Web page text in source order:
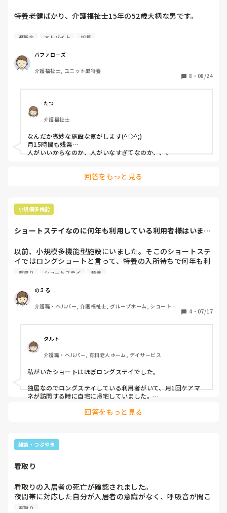
特養老健ばかり、介護福祉士15年の52歳大柄な男です。
昨日、ハローワークで、古い従来型特養の面接行ってきまし
ない精神系の人も受け入れてます。看取りもあり、忙しいで
す。職員はインドネシアとかベトナムなど国際色豊かになつ
てます。個性を大事にしていますが、みんな仲良いです。コ
ロナの時も、下の方もかけつけてくれるそうです。看護師も
辞めずに長く続けています。
残業は、コロナとか除く月15時間ほど。
給料は、賞与、退職金あり、経験加算で福利厚生は充実。
看護師から、痰吸引とかケアマネージャー、社会福祉主事ま
で、スキルアップなら施設として応援します。
見学して、どちらか固定でワンフロア30人ほど夜勤2人体
制。古くて照明が暗いです。入居者は、ほぼフロアに固まっ
ていますが、あまり活気がないようでした。スタッフ忙しく
て業務に追われてるのかな、と思いました。
体力面で続くかな～。とか不安がよぎりますが、活気のない
所でどうかな～と、判断に迷っています。
皆さんは、どう思われますか?
今日も、ハローワークで、住宅型、サ高住の面接行きます
退職金 アルバイト 加算
バファローズ
介護福祉士, ユニット型特養
8 ・ 08/24
たつ
介護福祉士
なんだか微妙な施設な気がします(^◇^;)
月15時間も残業…
人がいいからなのか、人がいなすぎてなのか、、、
回答をもっと見る
小規模多機能
ショートステイなのに何年も利用している利用者様はいます
以前、小規模多機能型施設にいました。そこのショートステ
イではロングショートと言って、特養の入所待ちで何年も利
用されている方がいました。自宅へは帰っていません。入所
ショートはどうですか？ショートステイなのに長く利用され
ている方はいますか？
看取り ショートステイ 特養
のえる
介護職・ヘルパー, 介護福祉士, グループホーム, ショートス
4 ・ 07/17
タルト
介護職・ヘルパー, 有料老人ホーム, デイサービス
私がいたショートはほぼロングステイでした。
独居なのでロングステイしている利用者がいて、月1回ケアマ
ネが訪問する時に自宅に帰宅していました。
他に胃ろうで寝たきりや、認知症の利用者が特養待ちでロング
ショート利用は少なかったです。ロング利用者が入院して居室
が空いた時にショート利用者を受け入れてました。
ほぼ特養ユニット型で、もちろん看取りまでしていましたよ。
回答をもっと見る
雑談・つぶやき
看取り
看取りの入居者の死亡が確認されました。
夜間帯に対応した自分が入居者の意識がなく、呼吸音が聞こ
えず、顔色も青白くなり、血圧・脈エラー表示続いていた。
看取り